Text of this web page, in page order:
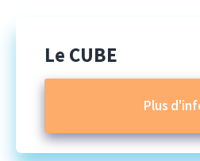
Le CUBE
Plus